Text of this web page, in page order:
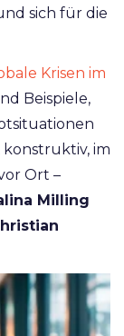
sich für die
Krisen im
Beispiele,
im
Ort –
Milling